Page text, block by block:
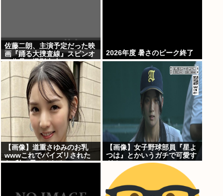
佐藤二朗、主演予定だった映
画『踊る大捜査線』スピンオ
フ作品の撮影中止
2026年度 暑さのピーク終了
【画像】道重さゆみのお乳
wwwこれでパイズリされた
ら3秒で果てるだろ
【画像】女子野球部員『星よ
つは』とかいうガチで可愛す
ぎるJKwww